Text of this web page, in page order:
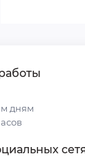
дням